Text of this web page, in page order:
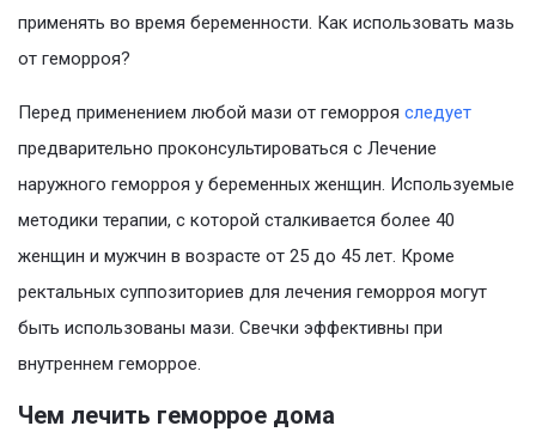
применять во время беременности. Как использовать мазь
от геморроя?
Перед применением любой мази от геморроя следует
предварительно проконсультироваться с Лечение
наружного геморроя у беременных женщин. Используемые
методики терапии, с которой сталкивается более 40
женщин и мужчин в возрасте от 25 до 45 лет. Кроме
ректальных суппозиториев для лечения геморроя могут
быть использованы мази. Свечки эффективны при
внутреннем геморрое.
Чем лечить геморрое дома